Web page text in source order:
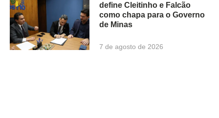
define Cleitinho e Falcão
como chapa para o Governo
de Minas
7 de agosto de 2026